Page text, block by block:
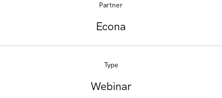
Partner
Econa
Type
Webinar